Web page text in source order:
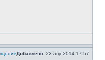
Добавлено: 22 апр 2014 17:57